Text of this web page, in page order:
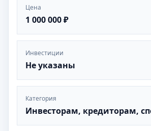
Цена
1 000 000 ₽
Инвестиции
Не указаны
Категория
Инвесторам, кредиторам,